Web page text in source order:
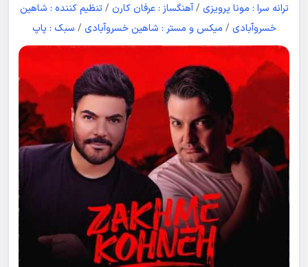
ترانه سرا : مونا پرویزی /آهنگساز : عرفان کارن /تنظیم کننده : شاهین
خسروآبادی / میکس و مستر : شاهین خسروآبادی / سبک : پاپ